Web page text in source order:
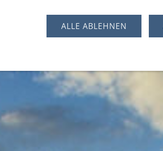
Datenschutz Polska wersja
ALLE ABLEHNEN